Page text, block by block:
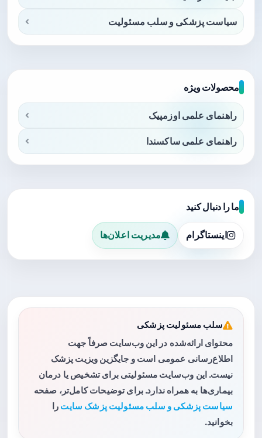
سیاست پزشکی و سلب مسئولیت
محصولات ویژه
راهنمای علمی اوزمپیک
راهنمای علمی ساکسندا
ما را دنبال کنید
اینستاگرام مدیریت اعلان‌ها
سلب مسئولیت پزشکی
محتوای ارائه‌شده در این وب‌سایت صرفاً جهت
اطلاع‌رسانی عمومی است و جایگزین ویزیت پزشک
نیست. این وب‌سایت مسئولیتی برای تشخیص یا درمان
بیماری‌ها به همراه ندارد. برای توضیحات کامل‌تر، صفحه
سیاست پزشکی و سلب مسئولیت پزشک سایت را
بخوانید.